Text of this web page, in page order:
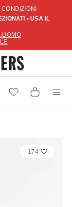
• USA IL
UOMO
174